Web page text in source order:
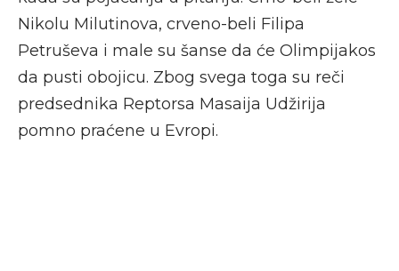
Nikolu Milutinova, crveno-beli Filipa
Petruševa i male su šanse da će Olimpijakos
da pusti obojicu. Zbog svega toga su reči
predsednika Reptorsa Masaija Udžirija
pomno praćene u Evropi.